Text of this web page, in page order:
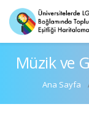
Müzik ve
Ana Sayfa